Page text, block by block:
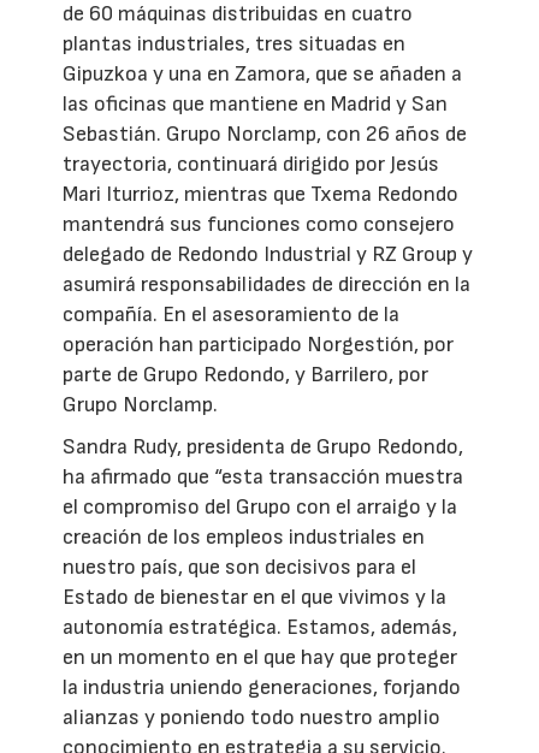
de 60 máquinas distribuidas en cuatro
plantas industriales, tres situadas en
Gipuzkoa y una en Zamora, que se añaden a
las oficinas que mantiene en Madrid y San
Sebastián. Grupo Norclamp, con 26 años de
trayectoria, continuará dirigido por Jesús
Mari Iturrioz, mientras que Txema Redondo
mantendrá sus funciones como consejero
delegado de Redondo Industrial y RZ Group y
asumirá responsabilidades de dirección en la
compañía. En el asesoramiento de la
operación han participado Norgestión, por
parte de Grupo Redondo, y Barrilero, por
Grupo Norclamp.
Sandra Rudy, presidenta de Grupo Redondo,
ha afirmado que “esta transacción muestra
el compromiso del Grupo con el arraigo y la
creación de los empleos industriales en
nuestro país, que son decisivos para el
Estado de bienestar en el que vivimos y la
autonomía estratégica. Estamos, además,
en un momento en el que hay que proteger
la industria uniendo generaciones, forjando
alianzas y poniendo todo nuestro amplio
conocimiento en estrategia a su servicio.